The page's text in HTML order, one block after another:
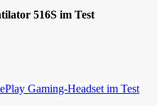
516S im Test